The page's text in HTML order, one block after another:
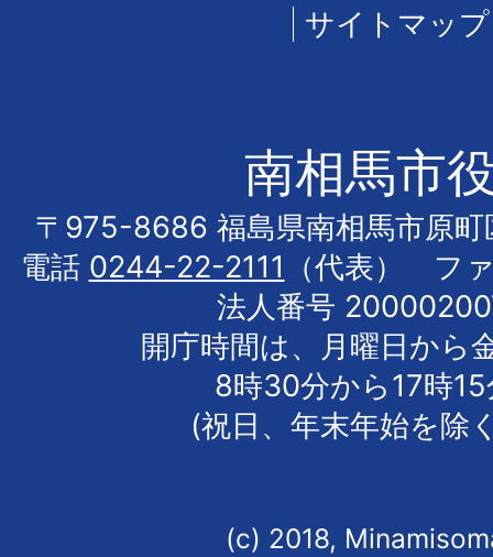
サイトマップ
南相馬市
〒975-8686 福島県南相馬市原町
電話 0244-22-2111
（代表） フ
法人番号
開庁時間は、月曜日から
8時30分から17時
(祝日、年末年始を除
(c) 2018,